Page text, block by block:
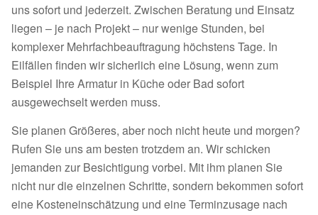
uns sofort und jederzeit. Zwischen Beratung und Einsatz
liegen – je nach Projekt – nur wenige Stunden, bei
komplexer Mehrfachbeauftragung höchstens Tage. In
Eilfällen finden wir sicherlich eine Lösung, wenn zum
Beispiel Ihre Armatur in Küche oder Bad sofort
ausgewechselt werden muss.
Sie planen Größeres, aber noch nicht heute und morgen?
Rufen Sie uns am besten trotzdem an. Wir schicken
jemanden zur Besichtigung vorbei. Mit ihm planen Sie
nicht nur die einzelnen Schritte, sondern bekommen sofort
eine Kosteneinschätzung und eine Terminzusage nach